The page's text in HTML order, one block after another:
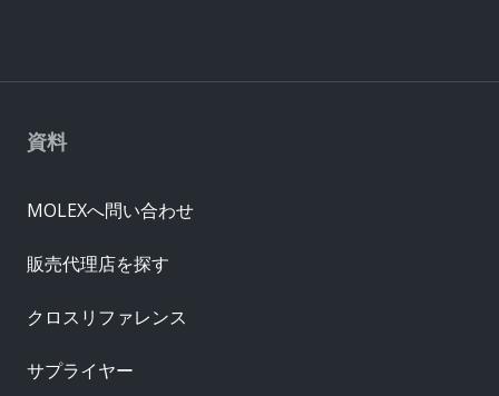
資料
MOLEXへ問い合わせ
販売代理店を探す
クロスリファレンス
サプライヤー